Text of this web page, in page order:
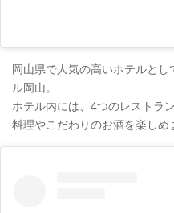
岡山県で人気の高いホテルと
ル岡山。
ホテル内には、4つのレストラ
料理やこだわりのお酒を楽し